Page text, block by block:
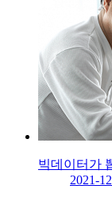
빅데이터가
2021-